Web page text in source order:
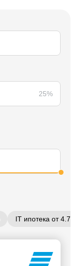
25%
IT ипотека от